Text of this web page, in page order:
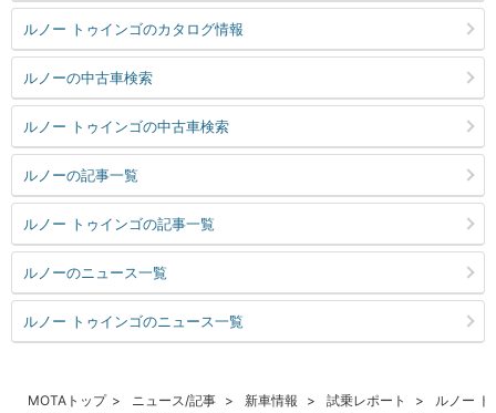
ルノー トゥインゴのカタログ情報
ルノーの中古車検索
ルノー トゥインゴの中古車検索
ルノーの記事一覧
ルノー トゥインゴの記事一覧
ルノーのニュース一覧
ルノー トゥインゴのニュース一覧
MOTAトップ ニュース/記事 新車情報 試乗レポート
ルノー